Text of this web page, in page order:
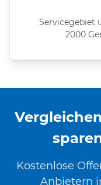
Servicegebiet
2000
Kostenlose
Anbietern